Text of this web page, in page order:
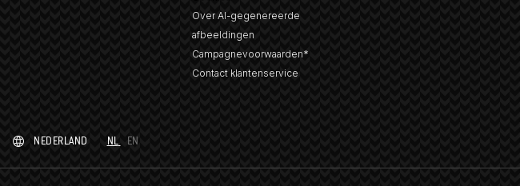
Over AI-gegenereerde
afbeeldingen
Campagnevoorwaarden*
Contact klantenservice
NEDERLAND NL EN